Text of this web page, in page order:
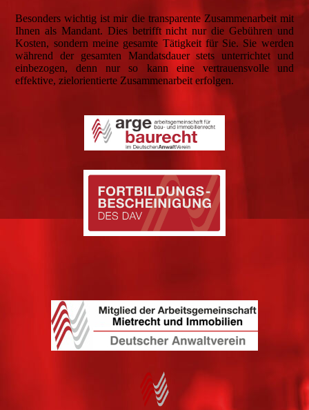
Besonders wichtig ist mir die transparente Zusammenarbeit mit
Ihnen als Mandant. Dies betrifft nicht nur die Gebühren und
Kosten, sondern meine gesamte Tätigkeit für Sie. Sie werden
während der gesamten Mandatsdauer stets unterrichtet und
einbezogen, denn nur so kann eine vertrauensvolle und
effektive, zielorientierte Zusammenarbeit erfolgen.